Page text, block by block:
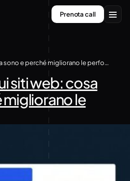
Prenota call
Font variabili sui siti web: cosa sono e perché migliorano le performance
siti web: cosa
le